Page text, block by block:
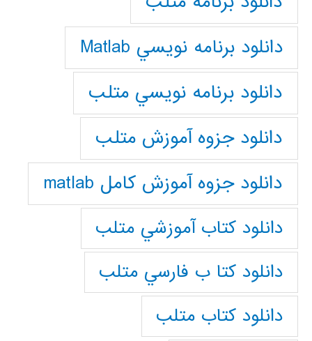
دانلود برنامه نويسي Matlab
دانلود برنامه نويسي متلب
دانلود جزوه آموزش متلب
دانلود جزوه آموزش کامل matlab
دانلود كتاب آموزشي متلب
دانلود كتا ب فارسي متلب
دانلود كتاب متلب